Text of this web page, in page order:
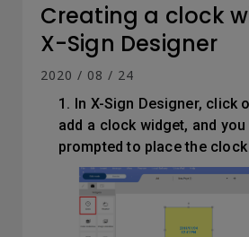
Creating a clock
X-Sign Designer
2020 / 08 / 24
1. In X-Sign Designer, click
add a clock widget, and
prompted to place the